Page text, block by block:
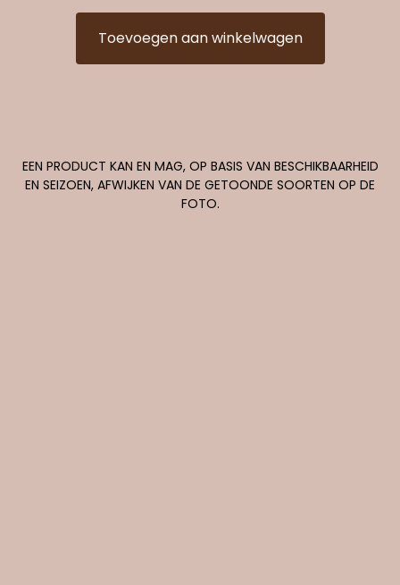
Toevoegen aan winkelwagen
EEN PRODUCT KAN EN MAG, OP BASIS VAN BESCHIKBAARHEID
EN SEIZOEN, AFWIJKEN VAN DE GETOONDE SOORTEN OP DE
FOTO.